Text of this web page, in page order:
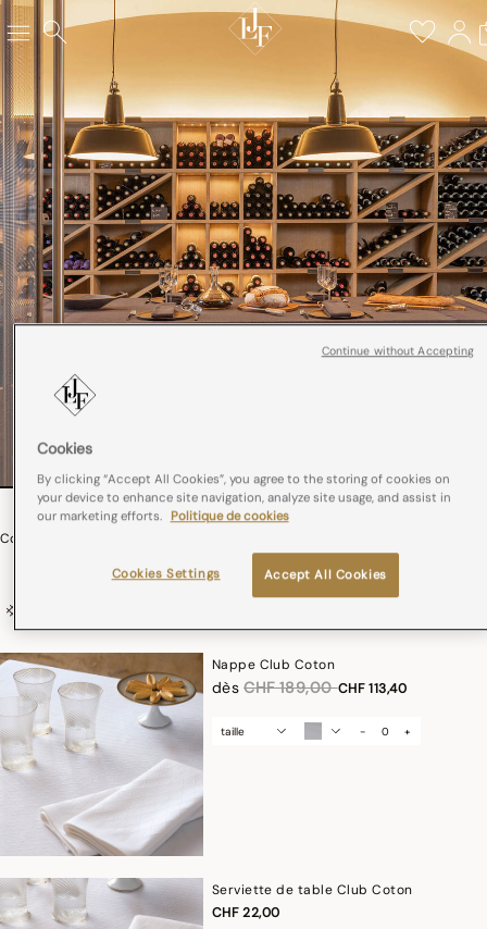
Collection Club Coton, Lin
dès
CHF 201,40
Nappe Club Coton
dès Réduction de
CHF 189,00à
CHF 113,40
taille - +
Serviette de table Club Coton
CHF 22,00
Cookies
By clicking “Accept All Cookies”, you agree to the storing of cookies on
your device to enhance site navigation, analyze site usage, and assist in
our marketing efforts. Politique de cookies
Accept All Cookies
Cookies Settings
Continue without Accepting